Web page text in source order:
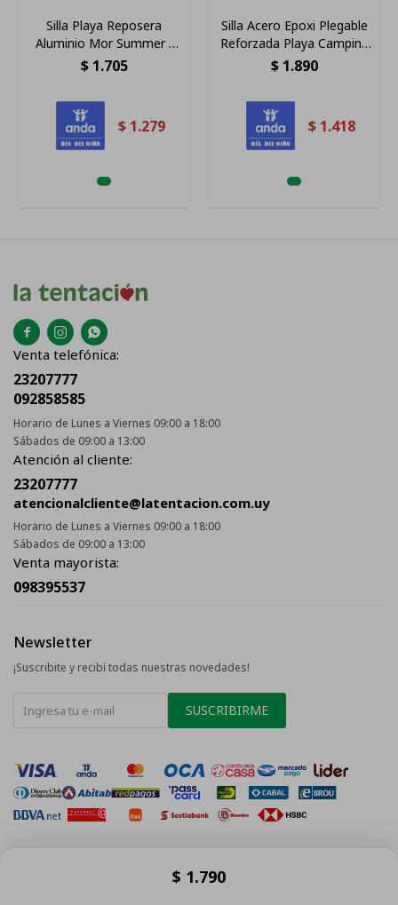
$ 1.790
Silla Playa Reposera
Aluminio Mor Summer -
Color Rosa
$ 1.705
$ 1.279
Silla Acero Epoxi Plegable
Reforzada Playa Camping
120kg Azul Y Naranja
$ 1.890
$ 1.418
  
Venta telefónica:
23207777
092858585
Horario de Lunes a Viernes 09:00 a 18:00
Sábados de 09:00 a 13:00
Atención al cliente:
23207777
atencionalcliente@latentacion.com.uy
Horario de Lunes a Viernes 09:00 a 18:00
Sábados de 09:00 a 13:00
Venta mayorista:
098395537
Newsletter
¡Suscribite y recibí todas nuestras novedades!
SUSCRIBIRME
© Copyright 2026 / La Tentación